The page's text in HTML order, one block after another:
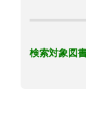
検索対象図